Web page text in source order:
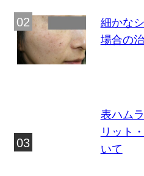
細かな
場合の
表ハム
リット
いて